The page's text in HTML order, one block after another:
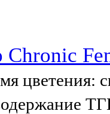
Chronic